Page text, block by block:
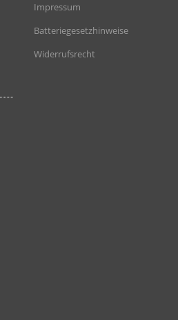
Impressum
Batteriegesetzhinweise
Widerrufsrecht